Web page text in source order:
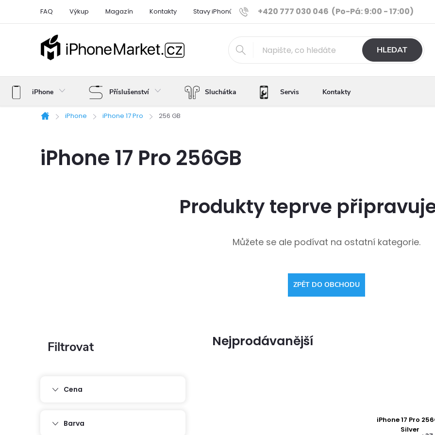
+420 777 030 046 (Po-Pá: 9:00 - 17:00)
FAQ Výkup Magazín Kontakty Stavy iPhonů Ověřené iPhony Výhody e-shopu Porovnání
HLEDAT
iPhone Příslušenství Sluchátka Servis Kontakty
Domů
iPhone iPhone 17 Pro 256 GB
iPhone 17 Pro 256GB
Produkty teprve
Můžete se ale podívat na ostatní kategorie.
ZPĚT DO OBCHODU
P
Cena
Barva
Nejprodávanější
iPhone 17 Pro
Silver